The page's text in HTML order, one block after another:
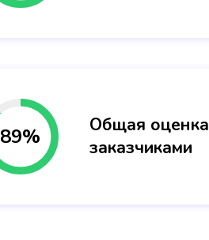
89%
Общая оценка
заказчиками